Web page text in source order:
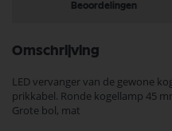
Beoordelingen
Omschrijving
LED vervanger van de gewone
prikkabel. Ronde kogellamp 45
Grote bol, mat